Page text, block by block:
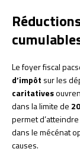
Le foyer fiscal
d’impôt sur les
caritatives
dans la limite de
permet
dans le mécénat
causes.